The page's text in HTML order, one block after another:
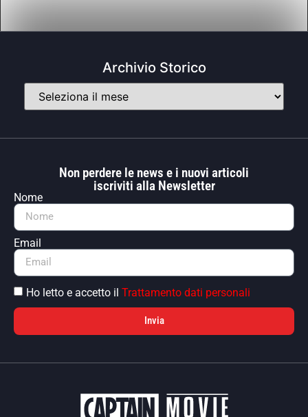
Non perdere le news e i nuovi articoli
iscriviti alla Newsletter
Nome
Email
Ho letto e accetto il Trattamento dati personali
Invia
Archivio Storico